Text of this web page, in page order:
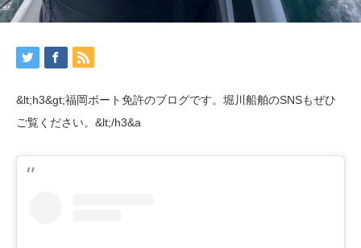
&lt;h3&gt;福岡ボート免許のブログです。堀川船舶のSNSもぜひ
ご覧ください。&lt;/h3&a